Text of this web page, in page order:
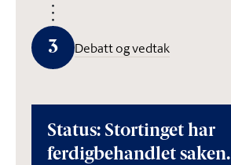
3 Debatt og vedtak
Status: Stortinget har
ferdigbehandlet saken.